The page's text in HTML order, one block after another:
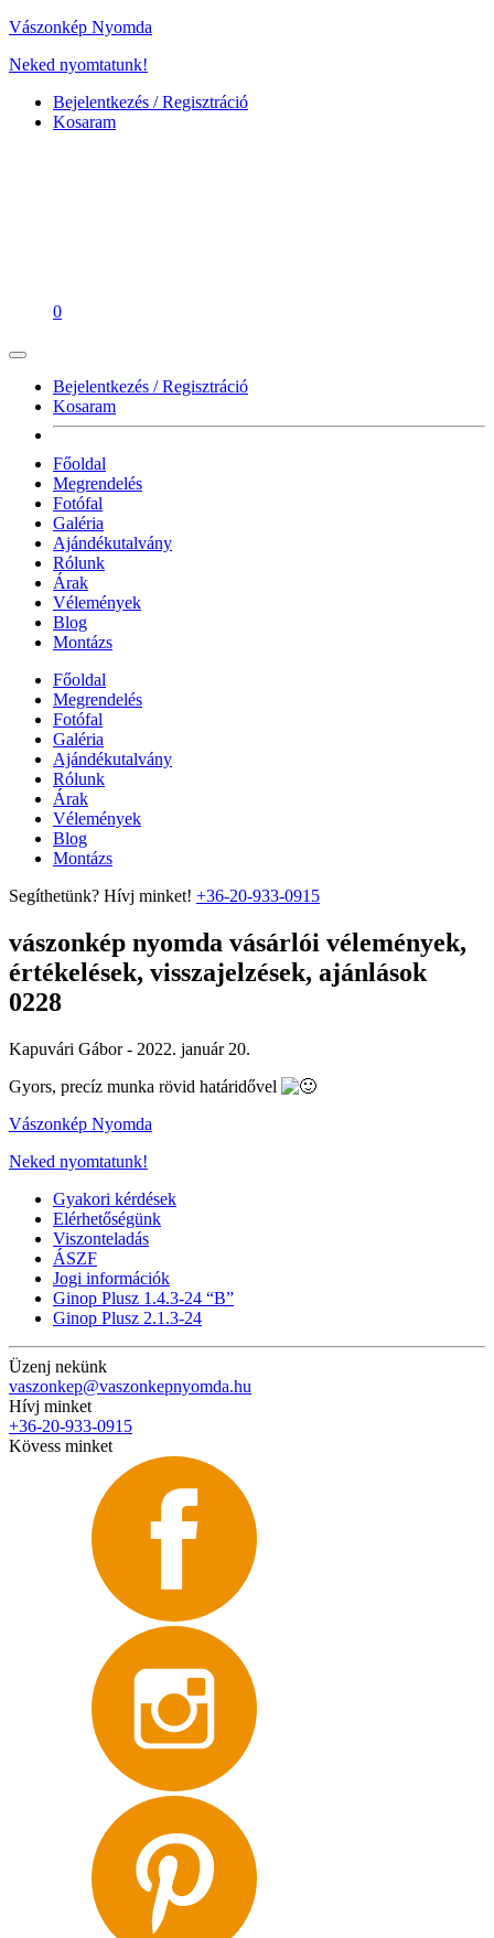
Vászonkép Nyomda
Neked nyomtatunk!
Bejelentkezés / Regisztráció
Kosaram
0
Bejelentkezés / Regisztráció
Kosaram
Főoldal
Megrendelés
Fotófal
Galéria
Ajándékutalvány
Rólunk
Árak
Vélemények
Blog
Montázs
Főoldal
Megrendelés
Fotófal
Galéria
Ajándékutalvány
Rólunk
Árak
Vélemények
Blog
Montázs
Segíthetünk? Hívj minket! +36-20-933-0915
vászonkép nyomda vásárlói vélemények,
értékelések, visszajelzések, ajánlások
0228
Kapuvári Gábor - 2022. január 20.
Gyors, precíz munka rövid határidővel
Vászonkép Nyomda
Neked nyomtatunk!
Gyakori kérdések
Elérhetőségünk
Viszonteladás
ÁSZF
Jogi információk
Ginop Plusz 1.4.3-24 “B”
Ginop Plusz 2.1.3-24
Üzenj nekünk
vaszonkep@vaszonkepnyomda.hu
Hívj minket
+36-20-933-0915
Kövess minket